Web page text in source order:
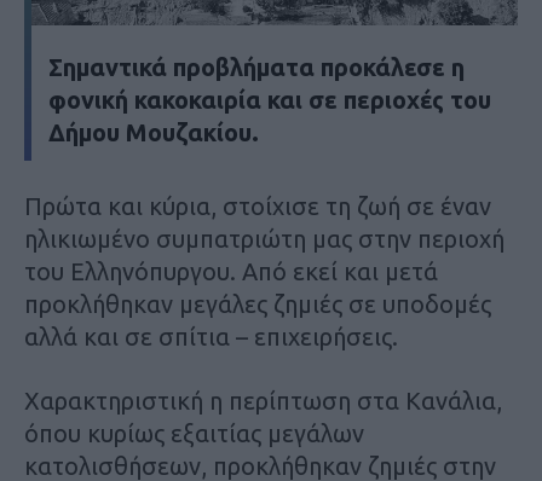
Σημαντικά προβλήματα προκάλεσε η
φονική κακοκαιρία και σε περιοχές του
Δήμου Μουζακίου.
Πρώτα και κύρια, στοίχισε τη ζωή σε έναν
ηλικιωμένο συμπατριώτη μας στην περιοχή
του Ελληνόπυργου. Από εκεί και μετά
προκλήθηκαν μεγάλες ζημιές σε υποδομές
αλλά και σε σπίτια – επιχειρήσεις.
Χαρακτηριστική η περίπτωση στα Κανάλια,
όπου κυρίως εξαιτίας μεγάλων
κατολισθήσεων, προκλήθηκαν ζημιές στην